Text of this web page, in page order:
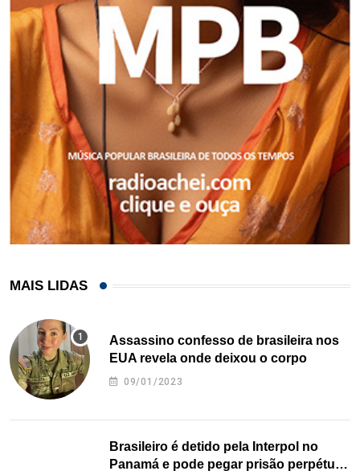
MAIS LIDAS
Assassino confesso de brasileira nos
EUA revela onde deixou o corpo
09/01/2023
Brasileiro é detido pela Interpol no
Panamá e pode pegar prisão perpétua